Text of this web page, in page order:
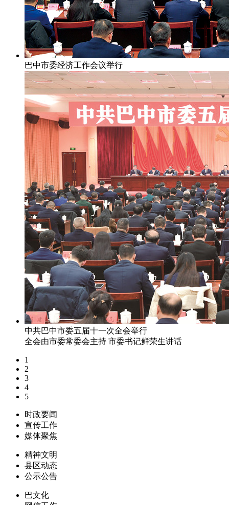
巴中市委经济工作会议举行
中共巴中市委五届十一次全会举行
全会由市委常委会主持 市委书记鲜荣生讲话
1
2
3
4
5
时政要闻
宣传工作
媒体聚焦
精神文明
县区动态
公示公告
巴文化